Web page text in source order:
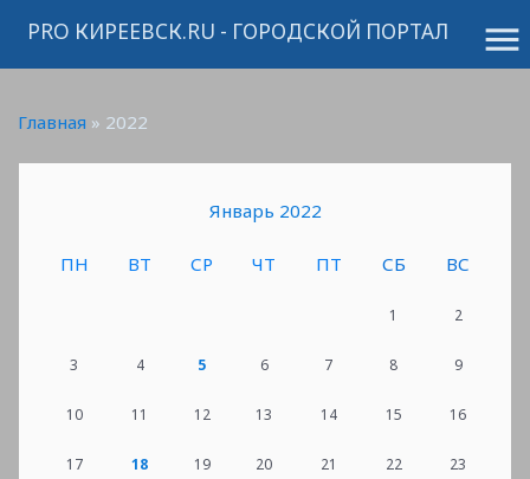
menu
PRO КИРЕЕВСК.RU - ГОРОДСКОЙ ПОРТАЛ
Главная » 2022
Январь 2022
ПН ВТ СР ЧТ ПТ СБ ВС
1 2
3 4 5 6 7 8 9
10 11 12 13 14 15 16
17 18 19 20 21 22 23